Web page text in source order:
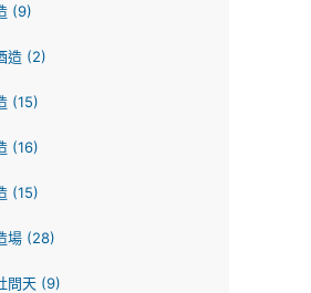
(9)
造 (2)
(15)
(16)
(15)
場 (28)
問天 (9)